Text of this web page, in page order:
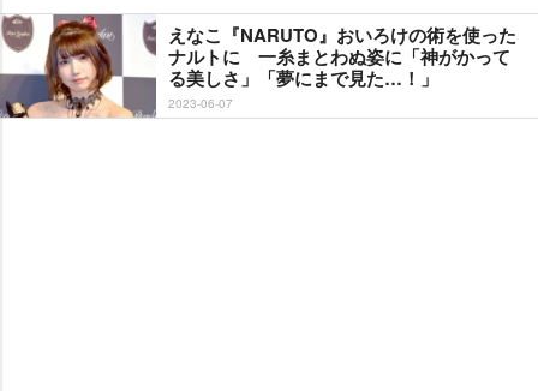
えなこ『NARUTO』おいろけの術を使った
ナルトに 一糸まとわぬ姿に「神がかって
る美しさ」「夢にまで見た…！」
2023-06-07